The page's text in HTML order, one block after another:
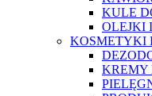
KULE
OLEJKI
KOSMETYKI
KREMY